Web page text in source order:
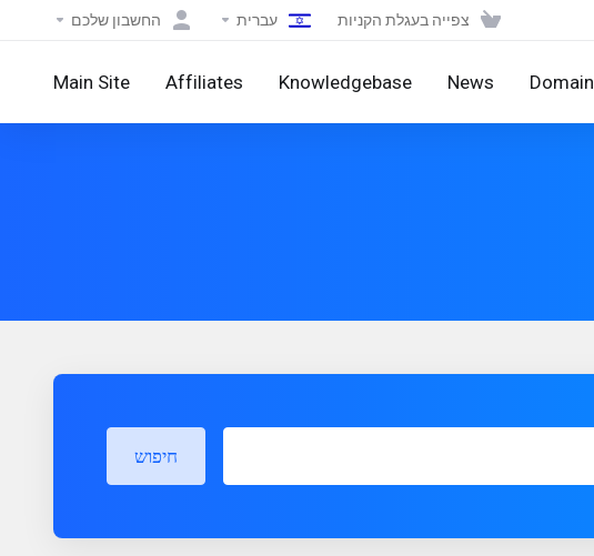
צפייה בעגלת הקניות עברית החשבון שלכם
Domain
News
Knowledgebase
Affiliates
Main Site
חיפוש